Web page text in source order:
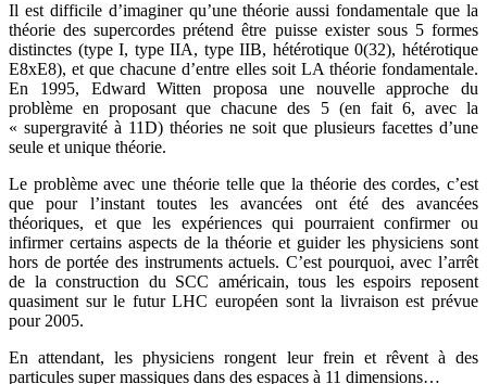
Il est difficile d’imaginer qu’une théorie aussi fondamentale que la
théorie des supercordes prétend être puisse exister sous 5 formes
distinctes (type I, type IIA, type IIB, hétérotique 0(32), hétérotique
E8xE8), et que chacune d’entre elles soit LA théorie fondamentale.
En 1995, Edward Witten proposa une nouvelle approche du
problème en proposant que chacune des 5 (en fait 6, avec la
« supergravité à 11D) théories ne soit que plusieurs facettes d’une
seule et unique théorie.
Le problème avec une théorie telle que la théorie des cordes, c’est
que pour l’instant toutes les avancées ont été des avancées
théoriques, et que les expériences qui pourraient confirmer ou
infirmer certains aspects de la théorie et guider les physiciens sont
hors de portée des instruments actuels. C’est pourquoi, avec l’arrêt
de la construction du SCC américain, tous les espoirs reposent
quasiment sur le futur LHC européen sont la livraison est prévue
pour 2005.
En attendant, les physiciens rongent leur frein et rêvent à des
particules super massiques dans des espaces à 11 dimensions…